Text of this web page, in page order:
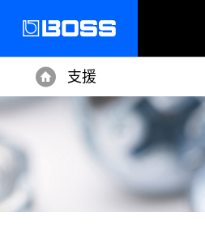
Home
支援